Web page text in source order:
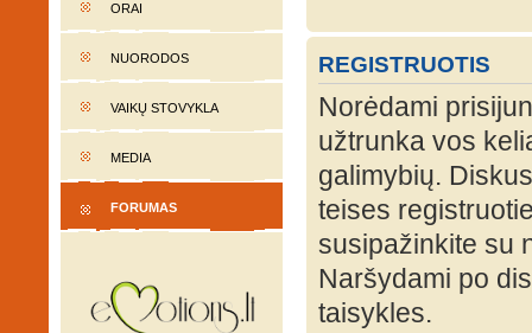
ORAI
NUORODOS
VAIKŲ STOVYKLA
MEDIA
FORUMAS
REGISTRUOTIS
Norėdami
užtrunka vos
galimybių.
teises
susipažinkite su
Naršydami po
taisykles.